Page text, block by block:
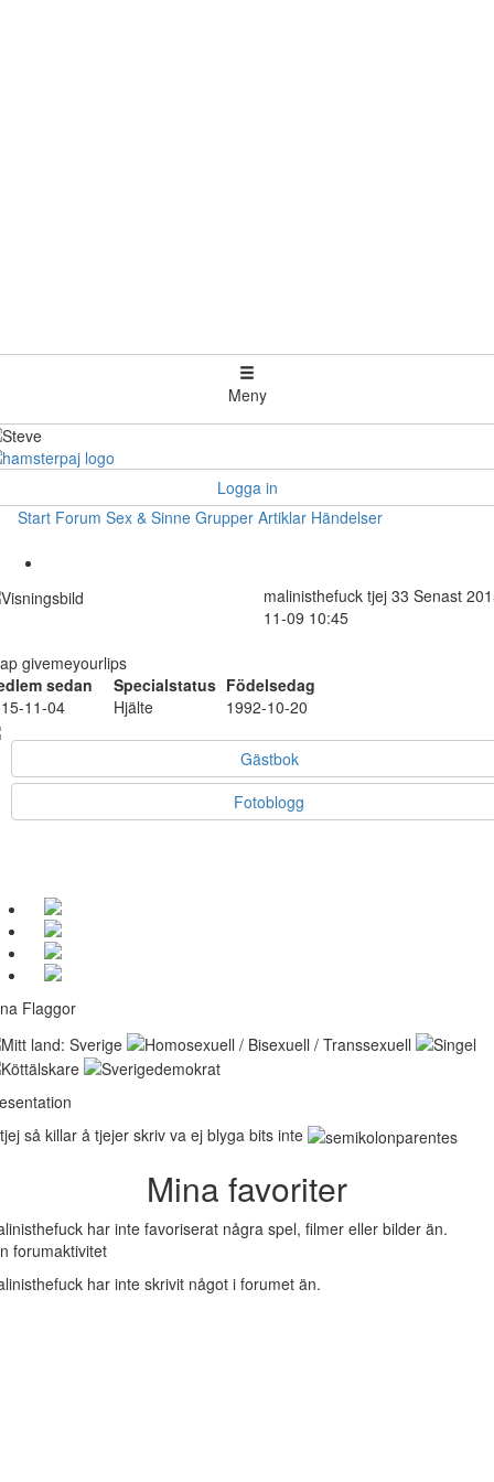
Meny
Logga in
Start Forum Sex & Sinne Grupper Artiklar Händelser
malinisthefuck tjej 33 Senast
11-09 10:45
givemeyourlips
sedan
Specialstatus Födelsedag
11-04
Hjälte 1992-10-20
Gästbok
Fotoblogg
Flaggor
så killar å tjejer skriv va ej blyga bits inte
Mina favoriter
har inte favoriserat några spel, filmer eller bilder än.
forumaktivitet
har inte skrivit något i forumet än.